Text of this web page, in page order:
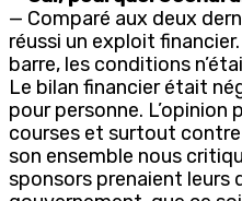
— Comparé aux deux
réussi un exploit
barre, les conditions
Le bilan financier était
pour personne.
courses et surtout contre
son ensemble nous
sponsors prenaient leurs